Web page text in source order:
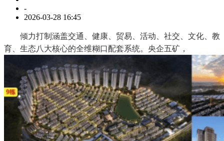
-
2026-03-28 16:45
倾力打制涵盖交通、健康、贸易、活动、社交、文化、教
育、生态八大核心的全维糊口配套系统。央企五矿，